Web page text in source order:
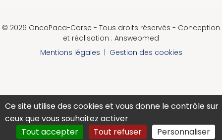
© 2026 OncoPaca-Corse - Tous droits réservés - Conception
et réalisation : Answebmed
Mentions légales | Gestion des cookies
Ce site utilise des cookies et vous donne le contrôle sur
ceux que vous souhaitez activer
Tout accepter
Tout refuser Personnaliser